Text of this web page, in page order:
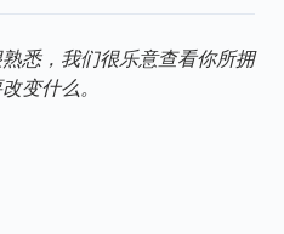
悉，我们很乐意查看你所拥
变什么。